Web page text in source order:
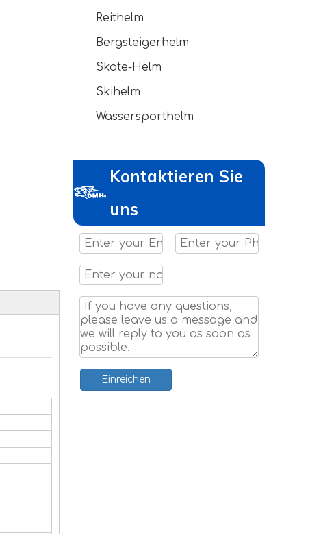
Reithelm
Bergsteigerhelm
Skate-Helm
Skihelm
Wassersporthelm
Kontaktieren Sie
uns
Einreichen